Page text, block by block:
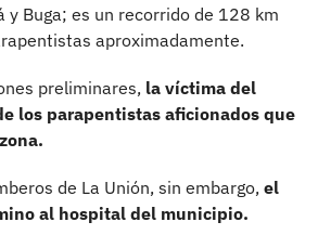
y Buga; es un recorrido de 128 km
aproximadamente.
preliminares, la víctima del
los parapentistas aficionados que
de La Unión, sin embargo, el
al hospital del municipio.